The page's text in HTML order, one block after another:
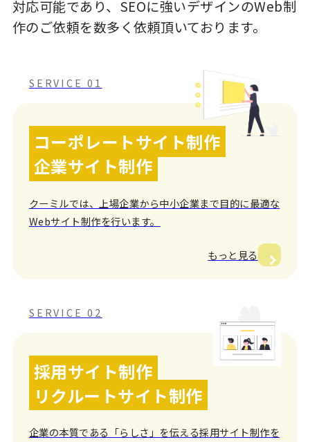
対応可能であり、SEOに強いデザインのWeb制
作のご依頼を数多く依頼頂いております。
SERVICE 01
コーポレートサイト制作
企業サイト制作
クーミルでは、上場企業から中小企業まで目的に最適な
Webサイト制作を行います。
もっと見る
SERVICE 02
採用サイト制作
リクルートサイト制作
企業の本質である「らしさ」を伝える採用サイト制作を